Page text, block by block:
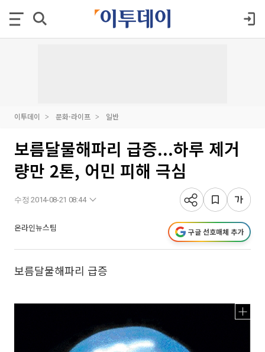
이투데이 문화·라이프 일반
보름달물해파리 급증...하루 제거
량만 2톤, 어민 피해 극심
수정 2014-08-21 08:44
온라인뉴스팀 구글 선호매체 추가
보름달물해파리 급증